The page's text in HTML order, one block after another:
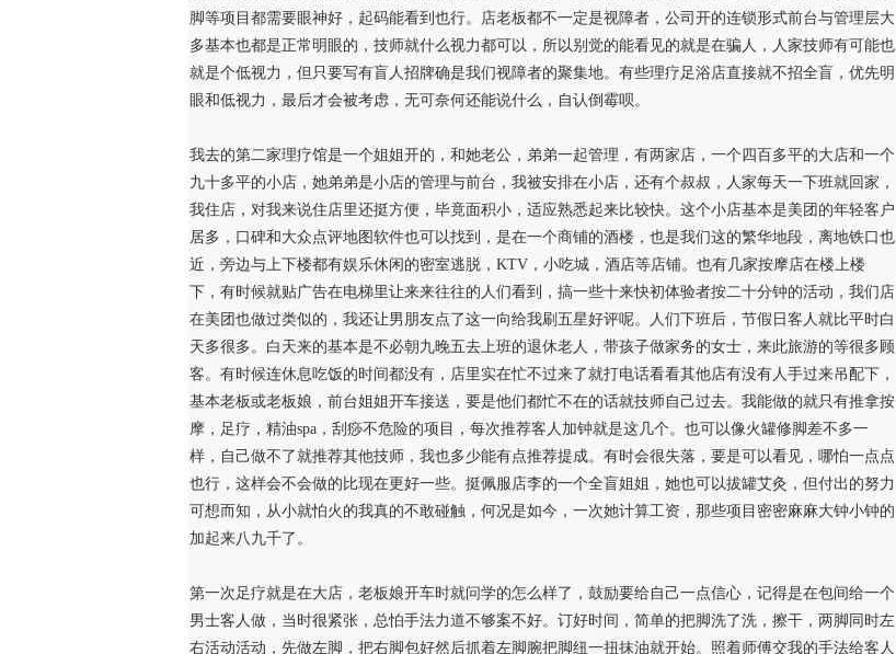
脚等项目都需要眼神好，起码能看到也行。店老板都不一定是视障者，公司开的连锁形式前台与管理层大
多基本也都是正常明眼的，技师就什么视力都可以，所以别觉的能看见的就是在骗人，人家技师有可能也
就是个低视力，但只要写有盲人招牌确是我们视障者的聚集地。有些理疗足浴店直接就不招全盲，优先明
眼和低视力，最后才会被考虑，无可奈何还能说什么，自认倒霉呗。
我去的第二家理疗馆是一个姐姐开的，和她老公，弟弟一起管理，有两家店，一个四百多平的大店和一个
九十多平的小店，她弟弟是小店的管理与前台，我被安排在小店，还有个叔叔，人家每天一下班就回家，
我住店，对我来说住店里还挺方便，毕竟面积小，适应熟悉起来比较快。这个小店基本是美团的年轻客户
居多，口碑和大众点评地图软件也可以找到，是在一个商铺的酒楼，也是我们这的繁华地段，离地铁口也
近，旁边与上下楼都有娱乐休闲的密室逃脱，KTV，小吃城，酒店等店铺。也有几家按摩店在楼上楼
下，有时候就贴广告在电梯里让来来往往的人们看到，搞一些十来快初体验者按二十分钟的活动，我们店
在美团也做过类似的，我还让男朋友点了这一向给我刷五星好评呢。人们下班后，节假日客人就比平时白
天多很多。白天来的基本是不必朝九晚五去上班的退休老人，带孩子做家务的女士，来此旅游的等很多顾
客。有时候连休息吃饭的时间都没有，店里实在忙不过来了就打电话看看其他店有没有人手过来吊配下，
基本老板或老板娘，前台姐姐开车接送，要是他们都忙不在的话就技师自己过去。我能做的就只有推拿按
摩，足疗，精油spa，刮痧不危险的项目，每次推荐客人加钟就是这几个。也可以像火罐修脚差不多一
样，自己做不了就推荐其他技师，我也多少能有点推荐提成。有时会很失落，要是可以看见，哪怕一点点
也行，这样会不会做的比现在更好一些。挺佩服店李的一个全盲姐姐，她也可以拔罐艾灸，但付出的努力
可想而知，从小就怕火的我真的不敢碰触，何况是如今，一次她计算工资，那些项目密密麻麻大钟小钟的
加起来八九千了。
第一次足疗就是在大店，老板娘开车时就问学的怎么样了，鼓励要给自己一点信心，记得是在包间给一个
男士客人做，当时很紧张，总怕手法力道不够案不好。订好时间，简单的把脚洗了洗，擦干，两脚同时左
右活动活动，先做左脚，把右脚包好然后抓着左脚腕把脚纽一扭抹油就开始。照着师傅交我的手法给客人